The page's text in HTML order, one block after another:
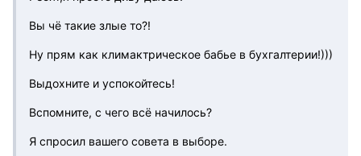
Вы чё такие злые то?!
Ну прям как климактрическое бабье в бухгалтерии!)))
Выдохните и успокойтесь!
Вспомните, с чего всё начилось?
Я спросил вашего совета в выборе.